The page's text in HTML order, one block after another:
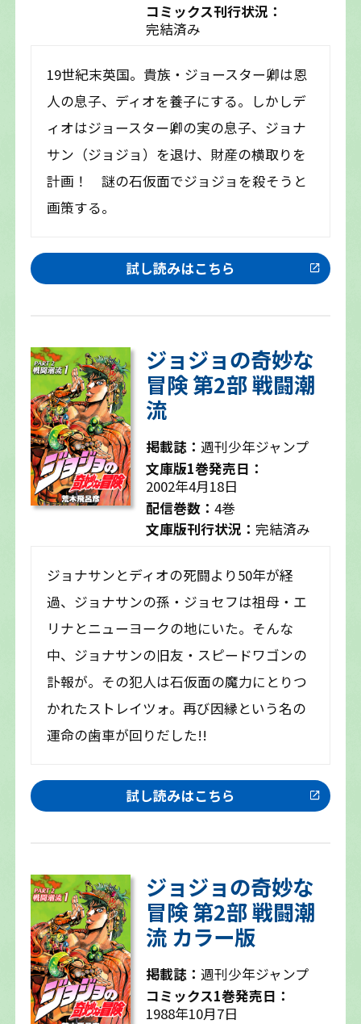
コミックス刊行状況：
完結済み
19世紀末英国。貴族・ジョースター卿は恩
人の息子、ディオを養子にする。しかしデ
ィオはジョースター卿の実の息子、ジョナ
サン（ジョジョ）を退け、財産の横取りを
計画！ 謎の石仮面でジョジョを殺そうと
画策する。
試し読みはこちら
ジョジョの奇妙な
冒険 第2部 戦闘潮
流
掲載誌： 週刊少年ジャンプ
文庫版1巻発売日：
2002年4月18日
配信巻数： 4巻
文庫版刊行状況： 完結済み
ジョナサンとディオの死闘より50年が経
過、ジョナサンの孫・ジョセフは祖母・エ
リナとニューヨークの地にいた。そんな
中、ジョナサンの旧友・スピードワゴンの
訃報が。その犯人は石仮面の魔力にとりつ
かれたストレイツォ。再び因縁という名の
運命の歯車が回りだした!!
試し読みはこちら
ジョジョの奇妙な
冒険 第2部 戦闘潮
流 カラー版
掲載誌： 週刊少年ジャンプ
コミックス1巻発売日：
1988年10月7日